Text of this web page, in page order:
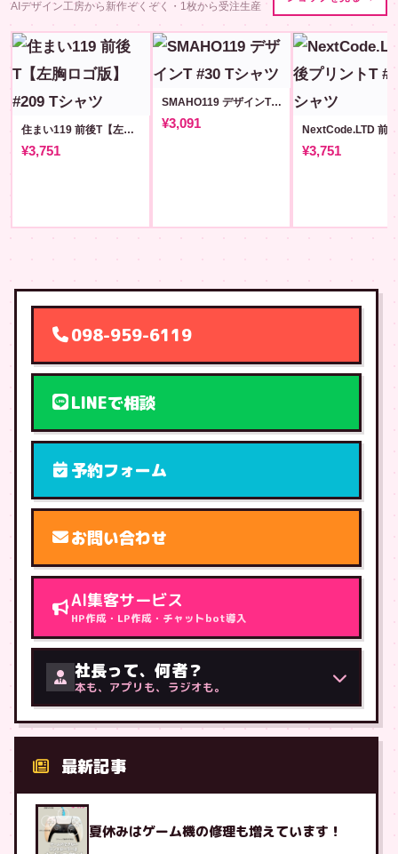
AIデザイン工房から新作ぞくぞく・1枚から受注生産
住まい119 前後T【左胸ロゴ版】#209
¥3,751
SMAHO119 デザインT #30
¥3,091
¥3,751
098-959-6119
LINEで相談
予約フォーム
お問い合わせ
AI集客サービス
HP作成・LP作成・チャットbot導入
社長って、何者？
本も、アプリも、ラジオも。
最新記事
夏休みはゲーム機の修理も増えています！